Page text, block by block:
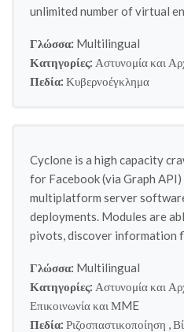
unlimited number of virtual
Γλώσσα: Multilingual
Κατηγορίες: Αστυνομία και
Πεδία: Κυβερνοέγκλημα
Cyclone is a high capacity
for Facebook (via Graph API)
multiplatform server
deployments. Modules are
pivots, discover information
Γλώσσα: Multilingual
Κατηγορίες: Αστυνομία και
Επικοινωνία και ΜME
Πεδία: Ριζοσπαστικοποίηση ,